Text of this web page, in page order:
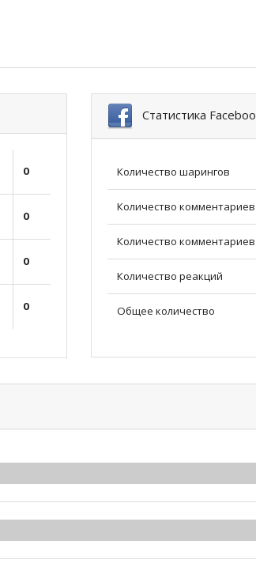
0
0
0
0
Статистика
Количество шарингов
Количество комментариев
Количество
Количество реакций
Общее количество